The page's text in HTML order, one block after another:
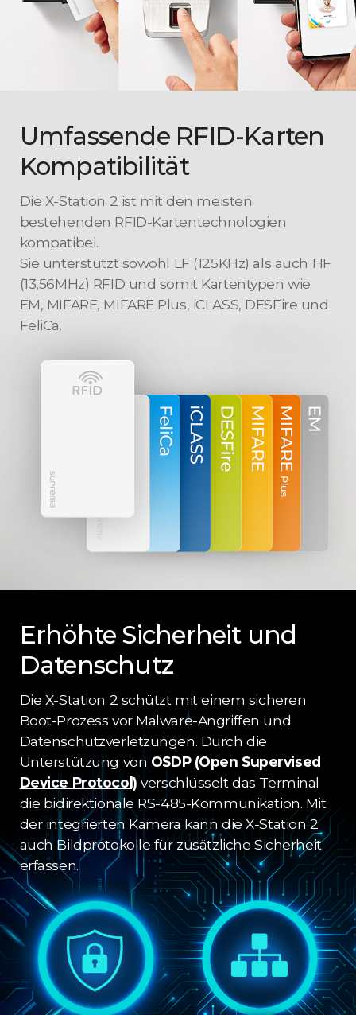
Umfassende RFID-Karten
Kompatibilität
Die X-Station 2 ist mit den meisten
bestehenden RFID-Kartentechnologien
kompatibel.
Sie unterstützt sowohl LF (125KHz) als auch HF
(13,56MHz) RFID und somit Kartentypen wie
EM, MIFARE, MIFARE Plus, iCLASS, DESFire und
FeliCa.
Erhöhte Sicherheit und
Datenschutz
Die X-Station 2 schützt mit einem sicheren
Boot-Prozess vor Malware-Angriffen und
Datenschutzverletzungen. Durch die
Unterstützung von OSDP (Open Supervised
Device Protocol) verschlüsselt das Terminal
die bidirektionale RS-485-Kommunikation. Mit
der integrierten Kamera kann die X-Station 2
auch Bildprotokolle für zusätzliche Sicherheit
erfassen.